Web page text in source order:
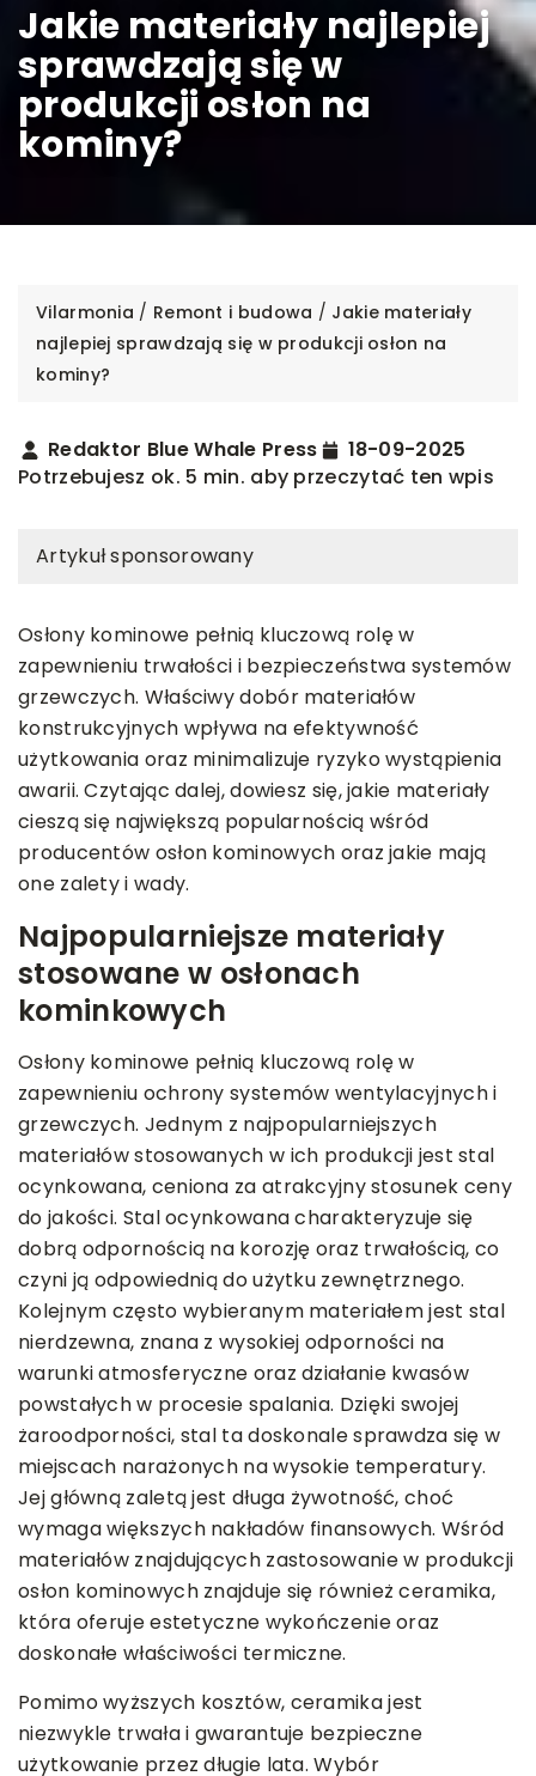
Jakie materiały najlepiej
sprawdzają się w
produkcji osłon na
kominy?
Vilarmonia / Remont i budowa / Jakie materiały
najlepiej sprawdzają się w produkcji osłon na
kominy?
Redaktor Blue Whale Press
18-09-2025
Potrzebujesz ok. 5 min. aby przeczytać ten wpis
Artykuł sponsorowany
Osłony kominowe pełnią kluczową rolę w
zapewnieniu trwałości i bezpieczeństwa systemów
grzewczych. Właściwy dobór materiałów
konstrukcyjnych wpływa na efektywność
użytkowania oraz minimalizuje ryzyko wystąpienia
awarii. Czytając dalej, dowiesz się, jakie materiały
cieszą się największą popularnością wśród
producentów osłon kominowych oraz jakie mają
one zalety i wady.
Najpopularniejsze materiały
stosowane w osłonach
kominkowych
Osłony kominowe pełnią kluczową rolę w
zapewnieniu ochrony systemów wentylacyjnych i
grzewczych. Jednym z najpopularniejszych
materiałów stosowanych w ich produkcji jest stal
ocynkowana, ceniona za atrakcyjny stosunek ceny
do jakości. Stal ocynkowana charakteryzuje się
dobrą odpornością na korozję oraz trwałością, co
czyni ją odpowiednią do użytku zewnętrznego.
Kolejnym często wybieranym materiałem jest stal
nierdzewna, znana z wysokiej odporności na
warunki atmosferyczne oraz działanie kwasów
powstałych w procesie spalania. Dzięki swojej
żaroodporności, stal ta doskonale sprawdza się w
miejscach narażonych na wysokie temperatury.
Jej główną zaletą jest długa żywotność, choć
wymaga większych nakładów finansowych. Wśród
materiałów znajdujących zastosowanie w produkcji
osłon kominowych znajduje się również ceramika,
która oferuje estetyczne wykończenie oraz
doskonałe właściwości termiczne.
Pomimo wyższych kosztów, ceramika jest
niezwykle trwała i gwarantuje bezpieczne
użytkowanie przez długie lata. Wybór